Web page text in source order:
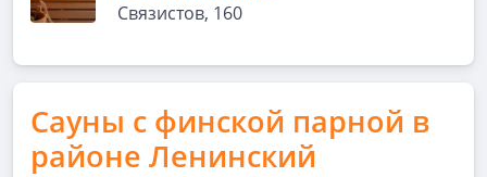
Связистов, 160
Сауны с финской парной в
районе Ленинский